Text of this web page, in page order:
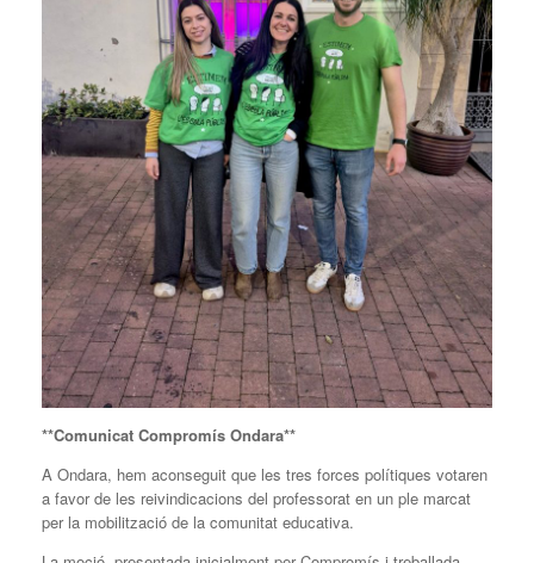
**Comunicat Compromís Ondara**
A Ondara, hem aconseguit que les tres forces polítiques votaren
a favor de les reivindicacions del professorat en un ple marcat
per la mobilització de la comunitat educativa.